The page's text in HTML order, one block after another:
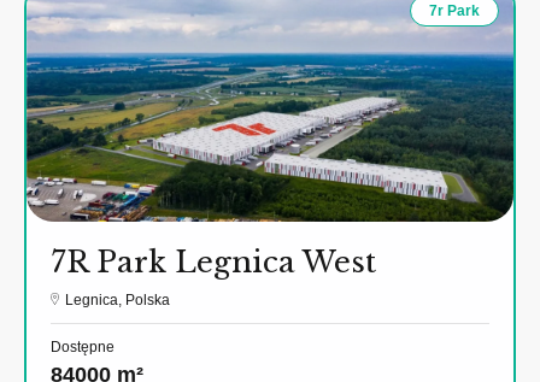
7r Park
7R Park Legnica West
Legnica, Polska
Dostępne
84000 m²